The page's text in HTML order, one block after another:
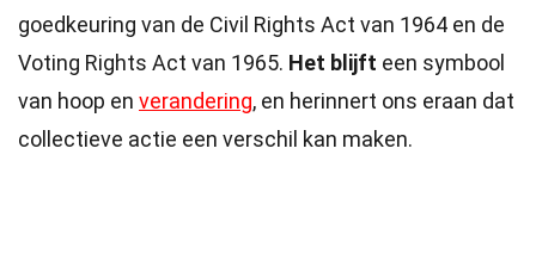
goedkeuring van de Civil Rights Act van 1964 en de
Voting Rights Act van 1965. Het blijft een symbool
van hoop en verandering, en herinnert ons eraan dat
collectieve actie een verschil kan maken.